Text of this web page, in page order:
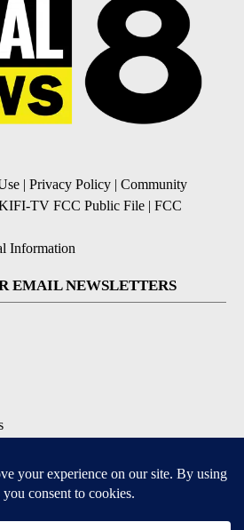
| Privacy Policy | Community
TV FCC Public File | FCC
Information
EMAIL NEWSLETTERS